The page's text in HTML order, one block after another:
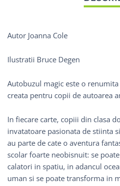
Autor Joanna Cole
Ilustratii Bruce Degen
Autobuzul magic este o
creata pentru copii de autoarea
In fiecare carte, copiii din clasa
invatatoare pasionata de stiinta
au parte de cate o aventura
scolar foarte neobisnuit: se
calatori in spatiu, in adancul
uman si se poate transforma in